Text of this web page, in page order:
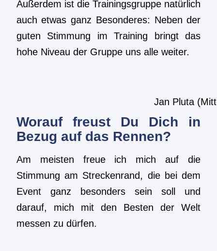
Außerdem ist die Trainingsgruppe natürlich
auch etwas ganz Besonderes: Neben der
guten Stimmung im Training bringt das
hohe Niveau der Gruppe uns alle weiter.
Jan Pluta
Worauf freust Du Dich in
Bezug auf das Rennen?
Am meisten freue ich mich auf die
Stimmung am Streckenrand, die bei dem
Event ganz besonders sein soll und
darauf, mich mit den Besten der Welt
messen zu dürfen.